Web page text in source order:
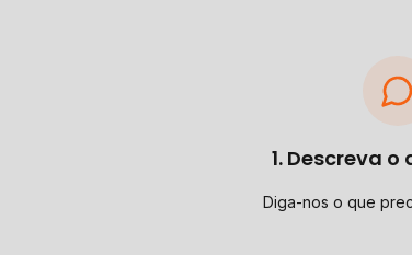
1. Descreva
Diga-nos o que